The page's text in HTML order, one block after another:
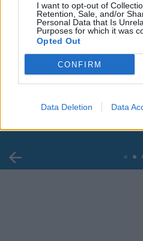
I want to opt-out of
Retention, Sale, and/or
Personal Data that Is
Purposes for which it was
Opted Out
CONFIRM
Data Deletion Data
in ospedale. Le